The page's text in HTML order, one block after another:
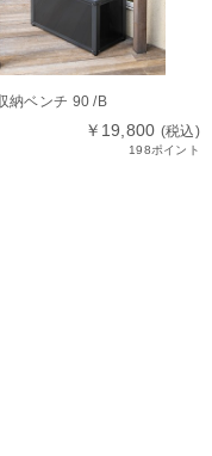
納ベンチ 90 /B
￥19,800 (税込)
198ポイント